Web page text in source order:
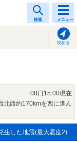
検索 メニュー
現在地
08日15:00現在
北西約170kmを西に進ん
生した地震(最大震度2)